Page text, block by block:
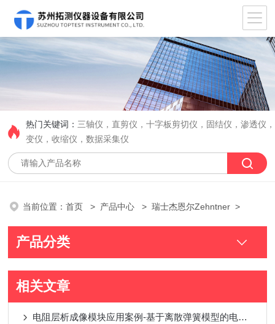
热门关键词： 三轴仪，直剪仪，十字板剪切仪，固结仪，渗透仪
变仪，收缩仪，数据采集仪
当前位置：首页 > 产品中心 >瑞士杰恩尔Zehntner >
产品分类
相关文章
电阻层析成像模块应用案例-基于离散弹簧模型的电阻层析成像渗流及损伤检测